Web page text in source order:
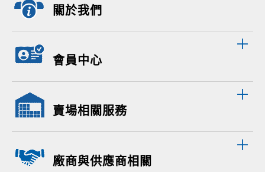
關於我們
會員中心
賣場相關服務
廠商與供應商相關